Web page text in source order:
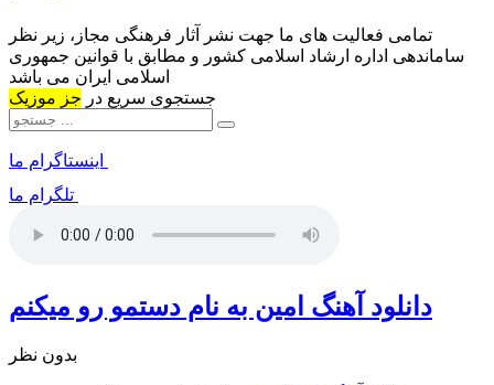
تمامی فعالیت های ما جهت نشر آثار فرهنگی مجاز، زیر نظر
ساماندهی اداره ارشاد اسلامی کشور و مطابق با قوانین جمهوری
اسلامی ایران می باشد
جستجوی سریع در جز موزیک
اینستاگرام ما
تلگرام ما
دانلود آهنگ امین به نام دستمو رو میکنم
بدون نظر